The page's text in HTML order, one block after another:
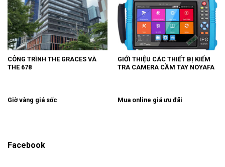
CÔNG TRÌNH THE GRACES VÀ
THE 678
GIỚI THIỆU CÁC THIẾT BỊ KIỂM
TRA CAMERA CẦM TAY NOYAFA
Giờ vàng giá sốc Mua online giá ưu đãi
Facebook